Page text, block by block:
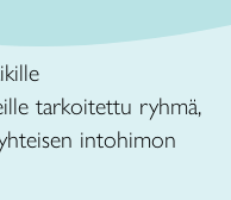
tarkoitettu ryhmä,
intohimon